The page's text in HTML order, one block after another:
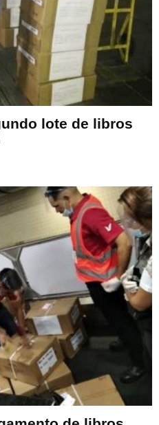
lote de libros